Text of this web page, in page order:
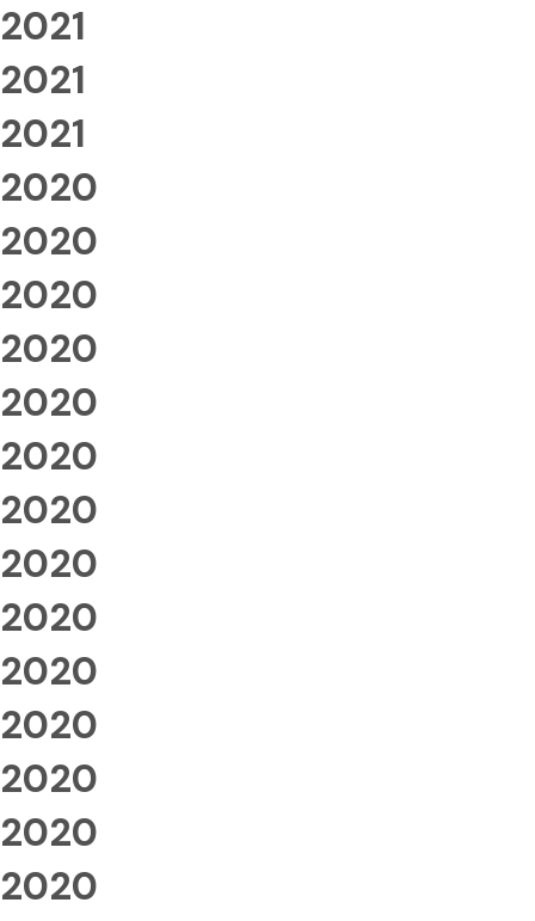
2021
2021
2021
2020
2020
2020
2020
2020
2020
2020
2020
2020
2020
2020
2020
2020
2020